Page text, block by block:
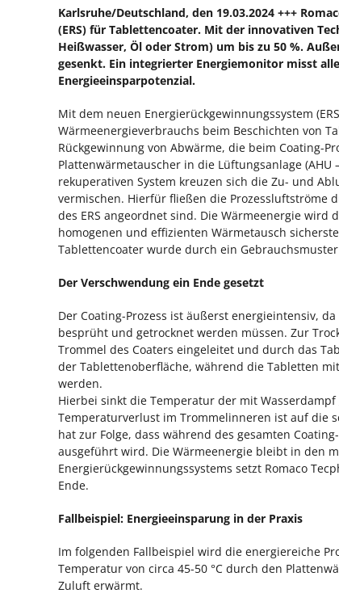
Karlsruhe/Deutschland, den 19.03.2024 +++
(ERS) für Tablettencoater. Mit der innovativen
Heißwasser, Öl oder Strom) um bis zu 50 %.
gesenkt. Ein integrierter Energiemonitor misst
Energieeinsparpotenzial.
Mit dem neuen Energierückgewinnungssystem
Wärmeenergieverbrauchs beim Beschichten von
Rückgewinnung von Abwärme, die beim Coating-
Plattenwärmetauscher in die Lüftungsanlage
rekuperativen System kreuzen sich die Zu- und
vermischen. Hierfür fließen die Prozessluftströme
des ERS angeordnet sind. Die Wärmeenergie
homogenen und effizienten Wärmetausch
Tablettencoater wurde durch ein
Der Verschwendung ein Ende gesetzt
Der Coating-Prozess ist äußerst energieintensiv,
besprüht und getrocknet werden müssen. Zur
Trommel des Coaters eingeleitet und durch das
der Tablettenoberfläche, während die Tabletten
werden.
Hierbei sinkt die Temperatur der mit
Temperaturverlust im Trommelinneren ist auf die
hat zur Folge, dass während des gesamten
ausgeführt wird. Die Wärmeenergie bleibt in den
Energierückgewinnungssystems setzt Romaco
Ende.
Fallbeispiel: Energieeinsparung in der Praxis
Im folgenden Fallbeispiel wird die energiereiche
Temperatur von circa 45-50 °C durch den
Zuluft erwärmt.